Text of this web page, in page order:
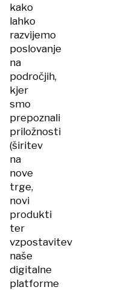
kako
lahko
razvijemo
poslovanje
na
področjih,
kjer
smo
prepoznali
priložnosti
(širitev
na
nove
trge,
novi
produkti
ter
vzpostavitev
naše
digitalne
platforme